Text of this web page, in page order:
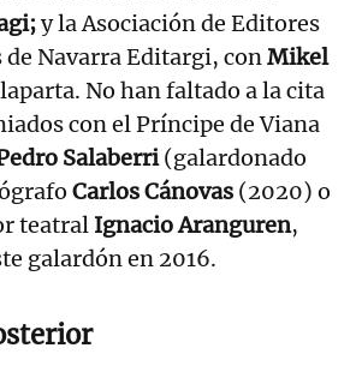
y la Asociación de Editores
Navarra Editargi, conMikel
No han faltado a la cita
con el Príncipe de Viana
Salaberri(galardonado
Carlos Cánovas (2020) o
teatral Ignacio Aranguren,
galardón en 2016.